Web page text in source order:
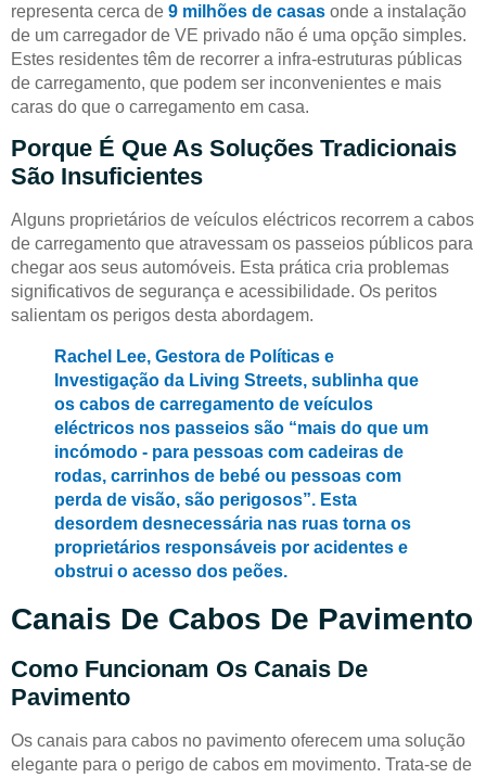
representa cerca de 9 milhões de casas onde a instalação
de um carregador de VE privado não é uma opção simples.
Estes residentes têm de recorrer a infra-estruturas públicas
de carregamento, que podem ser inconvenientes e mais
caras do que o carregamento em casa.
Porque É Que As Soluções Tradicionais
São Insuficientes
Alguns proprietários de veículos eléctricos recorrem a cabos
de carregamento que atravessam os passeios públicos para
chegar aos seus automóveis. Esta prática cria problemas
significativos de segurança e acessibilidade. Os peritos
salientam os perigos desta abordagem.
Rachel Lee, Gestora de Políticas e
Investigação da Living Streets, sublinha que
os cabos de carregamento de veículos
eléctricos nos passeios são “mais do que um
incómodo - para pessoas com cadeiras de
rodas, carrinhos de bebé ou pessoas com
perda de visão, são perigosos”. Esta
desordem desnecessária nas ruas torna os
proprietários responsáveis por acidentes e
obstrui o acesso dos peões.
Canais De Cabos De Pavimento
Como Funcionam Os Canais De
Pavimento
Os canais para cabos no pavimento oferecem uma solução
elegante para o perigo de cabos em movimento. Trata-se de